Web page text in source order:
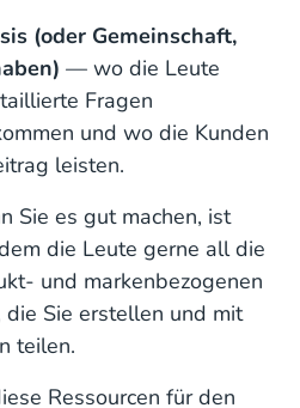
(oder Gemeinschaft,
— wo die Leute
Fragen
und wo die Kunden
leisten.
Sie es gut machen, ist
die Leute gerne all die
und markenbezogenen
die Sie erstellen und mit
teilen.
Ressourcen für den